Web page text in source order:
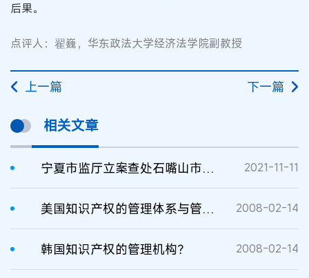
后果。
点评人：翟巍，华东政法大学经济法学院副教授
上一篇 下一篇
相关文章
宁夏市监厅立案查处石嘴山市应急管理局行政垄断案 2021-11-11
美国知识产权的管理体系与管理机构 2008-02-14
韩国知识产权的管理机构？ 2008-02-14